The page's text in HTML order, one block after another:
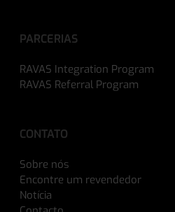
PARCERIAS
RAVAS Integration Program
RAVAS Referral Program
CONTATO
Sobre nós
Encontre um revendedor
Notícia